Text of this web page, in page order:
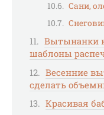
Сани,
Вытынанки
шаблоны
Весенние
сделать
Красивая